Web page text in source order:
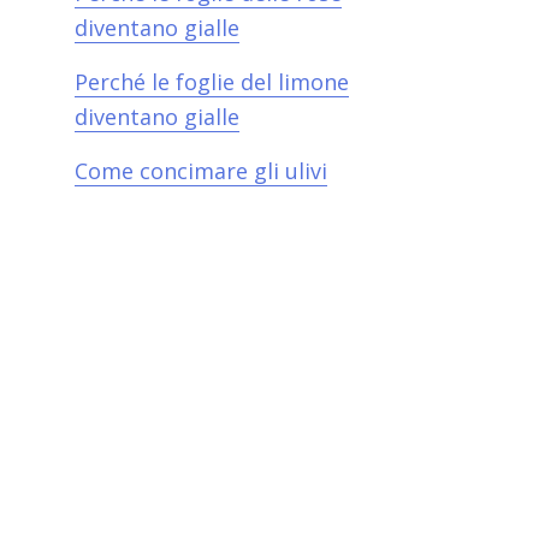
diventano gialle​
Perché le foglie del limone
diventano gialle​
Come concimare gli ulivi